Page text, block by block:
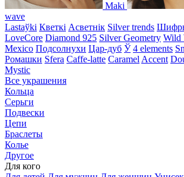
Maki
wave
Lastaўki Кветкі Асветнiк Silver trends
LoveCore Diamond 925 Silver Geometry Wild
Mexico Подсолнухи Цар-дуб Ў 4 elements
Ромашки Sfera Caffe-latte Caramel Accent
Mystic
Все украшения
Кольца
Серьги
Подвески
Цепи
Браслеты
Колье
Другое
Для кого